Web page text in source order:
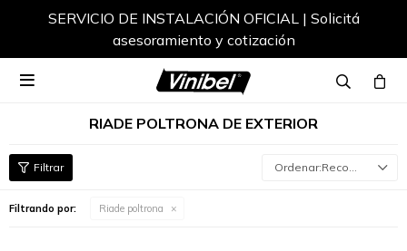
SERVICIO DE INSTALACIÓN OFICIAL | Solicitá
asesoramiento y cotización

RIADE POLTRONA DE EXTERIOR
Recomendados
Filtrando por: Riade poltrona